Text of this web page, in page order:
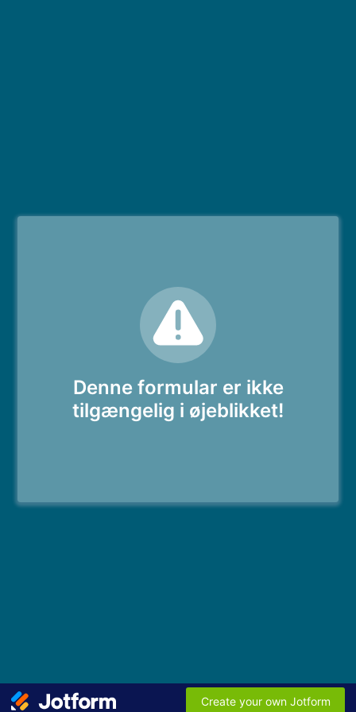
Denne formular er ikke
tilgængelig i øjeblikket!
Create your own Jotform